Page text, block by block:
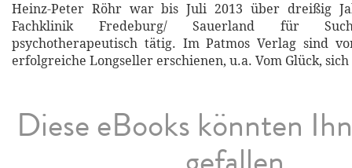
Heinz-Peter Röhr war bis Juli 2013 über dreißig
Fachklinik Fredeburg/ Sauerland für
psychotherapeutisch tätig. Im Patmos Verlag sind
erfolgreiche Longseller erschienen, u.a. Vom Glück,
Diese eBooks könnten